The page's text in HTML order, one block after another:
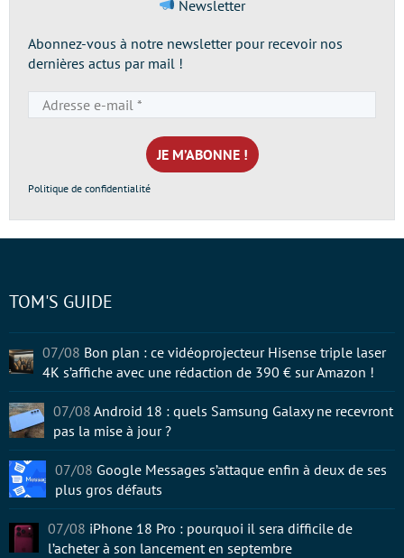
Newsletter
Abonnez-vous à notre newsletter pour recevoir nos
dernières actus par mail !
e-
mail
*
Politique de confidentialité
TOM'S GUIDE
07/08 Bon plan : ce vidéoprojecteur Hisense triple laser
4K s’affiche avec une rédaction de 390 € sur Amazon !
07/08 Android 18 : quels Samsung Galaxy ne recevront
pas la mise à jour ?
07/08 Google Messages s’attaque enfin à deux de ses
plus gros défauts
07/08 iPhone 18 Pro : pourquoi il sera difficile de
l’acheter à son lancement en septembre